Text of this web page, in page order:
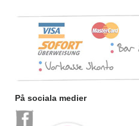
På sociala medier